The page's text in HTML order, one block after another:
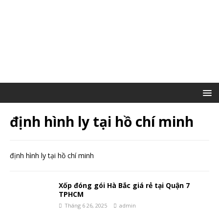
định hình ly tại hồ chí minh
định hình ly tại hồ chí minh
Xốp đóng gói Hà Bắc giá rẻ tại Quận 7
TPHCM
Tháng 6 26, 2025 admin